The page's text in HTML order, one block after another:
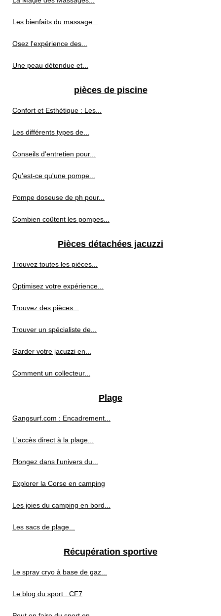
Les bienfaits du massage...
Osez l'expérience des...
Une peau détendue et...
pièces de piscine
Confort et Esthétique : Les...
Les différents types de...
Conseils d'entretien pour...
Qu'est-ce qu'une pompe...
Pompe doseuse de ph pour...
Combien coûtent les pompes...
Pièces détachées jacuzzi
Trouvez toutes les pièces...
Optimisez votre expérience...
Trouvez des pièces...
Trouver un spécialiste de...
Garder votre jacuzzi en...
Comment un collecteur...
Plage
Gangsurf.com : Encadrement...
L'accès direct à la plage...
Plongez dans l'univers du...
Explorer la Corse en camping
Les joies du camping en bord...
Les sacs de plage...
Récupération sportive
Le spray cryo à base de gaz...
Le blog du sport : CF7